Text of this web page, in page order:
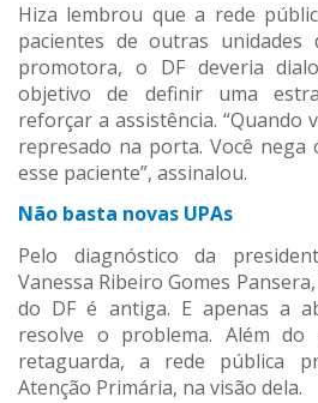
Hiza lembrou que a rede
pacientes de outras unidades
promotora, o DF deveria
objetivo de definir uma
reforçar a assistência. “Quando
represado na porta. Você
esse paciente”, assinalou.
Não basta novas UPAs
Pelo diagnóstico da
Vanessa Ribeiro Gomes
do DF é antiga. E apenas a
resolve o problema. Além
retaguarda, a rede pública
Atenção Primária, na visão dela.